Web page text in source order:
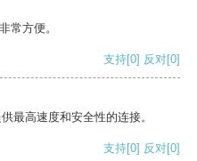
常方便。
支持[0] 反对[0]
最高速度和安全性的连接。
支持[0] 反对[0]